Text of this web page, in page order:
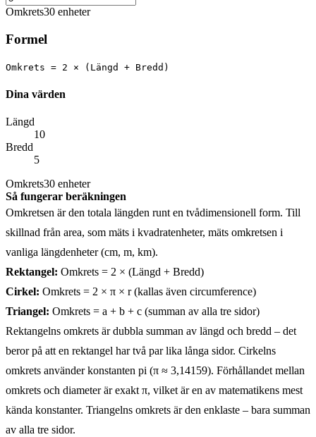
Omkrets30 enheter
Formel
Omkrets = 2 × (Längd + Bredd)
Dina värden
Längd
10
Bredd
5
Omkrets30 enheter
Så fungerar beräkningen
Omkretsen är den totala längden runt en tvådimensionell form. Till
skillnad från area, som mäts i kvadratenheter, mäts omkretsen i
vanliga längdenheter (cm, m, km).
Rektangel: Omkrets = 2 × (Längd + Bredd)
Cirkel: Omkrets = 2 × π × r(kallas även circumference)
Triangel: Omkrets = a + b + c (summan av alla tre sidor)
Rektangelns omkrets är dubbla summan av längd och bredd – det
beror på att en rektangel har två par lika långa sidor. Cirkelns
omkrets använder konstanten pi (π ≈ 3,14159). Förhållandet mellan
omkrets och diameter är exakt π, vilket är en av matematikens mest
kända konstanter. Triangelns omkrets är den enklaste – bara summan
av alla tre sidor.